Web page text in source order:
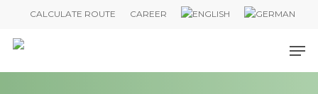
main
CALCULATE ROUTE CAREER